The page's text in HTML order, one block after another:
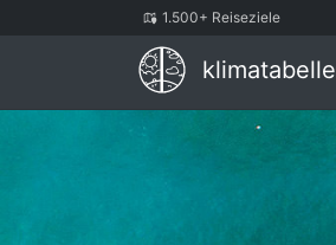
1.500+ Reiseziele